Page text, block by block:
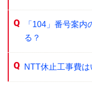
「104」番号案
る？
NTT休止工事費は